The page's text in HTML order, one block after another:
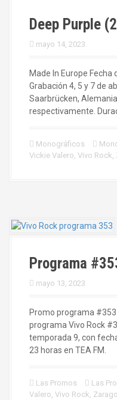
Deep Purple
mayo 14, 2023
Made In Europe Fecha
Grabación 4, 5 y 7 de
Saarbrücken,
respectivamente.
Monográficos
Vickie Valero, Vivo Rock,
Programa
mayo 13, 2023
Promo programa
programa Vivo Rock
temporada 9, con
23 horas en TEA FM.
Las Promos Las
Valero, Vivo Rock,